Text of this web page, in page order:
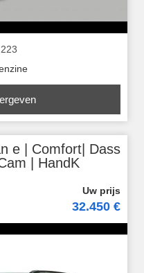
e | Comfort| Dass
| HandK
32.450 €